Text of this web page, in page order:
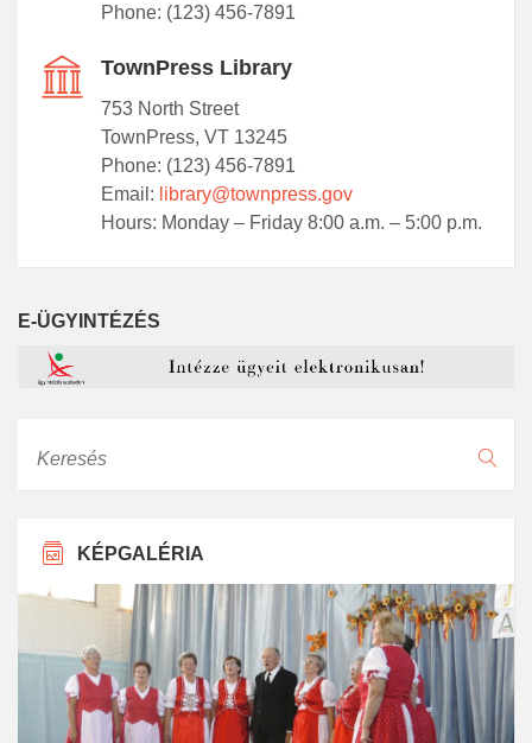
Phone: (123) 456-7891
TownPress Library
753 North Street
TownPress, VT 13245
Phone: (123) 456-7891
Email: library@townpress.gov
Hours: Monday – Friday 8:00 a.m. – 5:00 p.m.
E-ÜGYINTÉZÉS
KÉPGALÉRIA